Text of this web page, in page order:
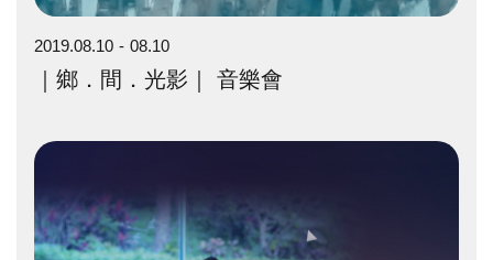
2019.08.10 08.10
｜鄉．間．光影｜ 音樂會